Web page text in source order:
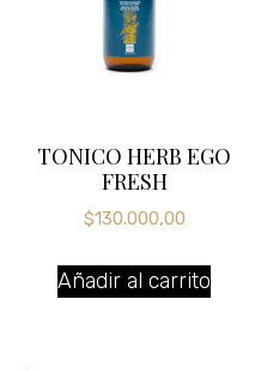
TONICO HERB EGO
FRESH
$130.000,00
Añadir al carrito